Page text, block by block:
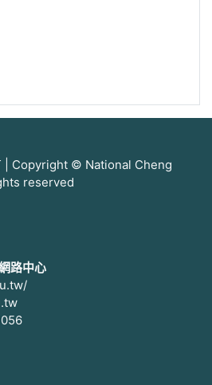
| Copyright © National Cheng
reserved
路中心